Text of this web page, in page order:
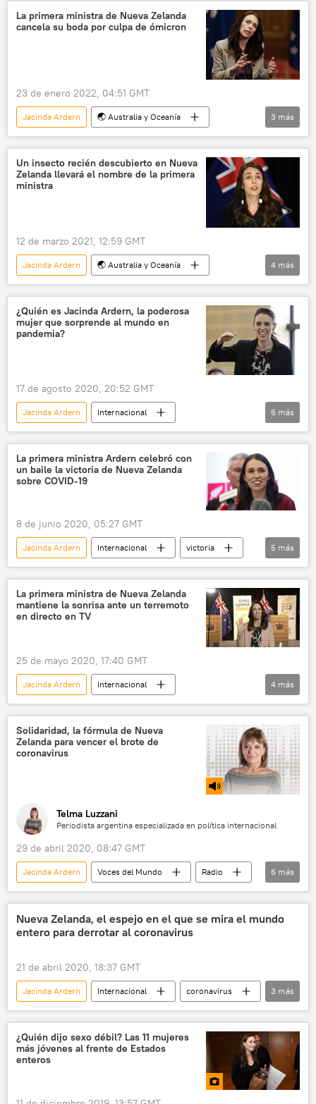
La primera ministra de Nueva Zelanda
cancela su boda por culpa de ómicron
23 de enero 2022, 04:51 GMT
Jacinda Ardern
🌏 Australia y Oceanía
Nueva Zelanda
COVID-19
ómicron (variante de SARS-CoV-2)
3 más
Un insecto recién descubierto en Nueva
Zelanda llevará el nombre de la primera
ministra
12 de marzo 2021, 12:59 GMT
Jacinda Ardern
🌏 Australia y Oceanía
Nueva Zelanda
insectos
medioambiente
Internacional
4 más
¿Quién es Jacinda Ardern, la poderosa
mujer que sorprende al mundo en
pandemia?
17 de agosto 2020, 20:52 GMT
Jacinda Ardern
Internacional
Nueva Zelanda
coronavirus
pandemia de coronavirus
COVID-19
primer ministro
noticias
6 más
La primera ministra Ardern celebró con
un baile la victoria de Nueva Zelanda
sobre COVID-19
8 de junio 2020, 05:27 GMT
Jacinda Ardern Internacional
victoria
COVID-19
coronavirus
Nueva Zelanda
🌏 Asia noticias
5 más
La primera ministra de Nueva Zelanda
mantiene la sonrisa ante un terremoto
en directo en TV
25 de mayo 2020, 17:40 GMT
Jacinda Ardern
Internacional
Nueva Zelanda
terremoto
🌏 Asia
noticias
4 más
Solidaridad, la fórmula de Nueva
Zelanda para vencer el brote de
coronavirus
Telma Luzzani
Periodista argentina especializada en política internacional
29 de abril 2020, 08:47 GMT
Jacinda Ardern Voces del Mundo
Radio
Nueva Zelanda
coronavirus
combate
éxito
cuarentena
Cuba
6 más
Nueva Zelanda, el espejo en el que se mira el mundo
entero para derrotar al coronavirus
21 de abril 2020, 18:37 GMT
Jacinda Ardern Internacional
coronavirus
Nueva Zelanda
🌏 Asia noticias
3 más
¿Quién dijo sexo débil? Las 11 mujeres
más jóvenes al frente de Estados
enteros